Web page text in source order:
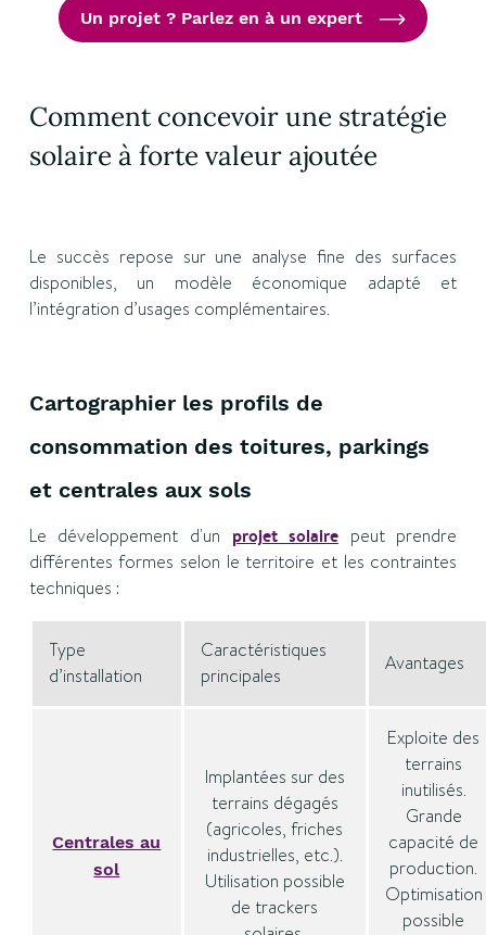
Un projet ? Parlez en à un expert
Comment concevoir une stratégie
solaire à forte valeur ajoutée
Le succès repose sur une analyse fine des surfaces
disponibles, un modèle économique adapté et
l’intégration d’usages complémentaires.
Cartographier les profils de
consommation des toitures, parkings
et centrales aux sols
Le développement d'un projet solaire peut prendre
différentes formes selon le territoire et les contraintes
techniques :
Type
d’installation
Caractéristiques
principales
Avantages
Centrales au
sol
Implantées sur des
terrains dégagés
(agricoles, friches
industrielles, etc.).
Utilisation possible
de trackers
Exploite des
terrains
inutilisés.
Grande
capacité de
production.
Optimisation
possible